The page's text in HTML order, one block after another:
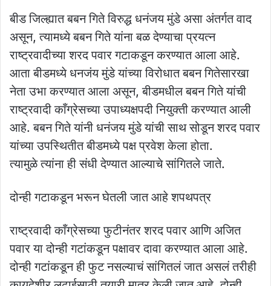
बीड जिल्ह्यात बबन गिते विरुद्ध धनंजय मुंडे असा अंतर्गत वाद
असून, त्यामध्ये बबन गिते यांना बळ देण्याचा प्रयत्न
राष्ट्रवादीच्या शरद पवार गटाकडून करण्यात आला आहे.
आता बीडमध्ये धनजंय मुंडे यांच्या विरोधात बबन गितेसारखा
नेता उभा करण्यात आला असून, बीडमधील बबन गिते यांची
राष्ट्रवादी काँग्रेसच्या उपाध्यक्षपदी नियुक्ती करण्यात आली
आहे. बबन गिते यांनी धनंजय मुंडे यांची साथ सोडून शरद पवार
यांच्या उपस्थितीत बीडमध्ये पक्ष प्रवेश केला होता.
त्यामुळे त्यांना ही संधी देण्यात आल्याचे सांगितले जाते.
दोन्ही गटाकडून भरून घेतली जात आहे शपथपत्र
राष्ट्रवादी काँग्रेसच्या फुटीनंतर शरद पवार आणि अजित
पवार या दोन्ही गटांकडून पक्षावर दावा करण्यात आला आहे.
दोन्ही गटांकडून ही फुट नसल्याचं सांगितलं जात असलं तरीही